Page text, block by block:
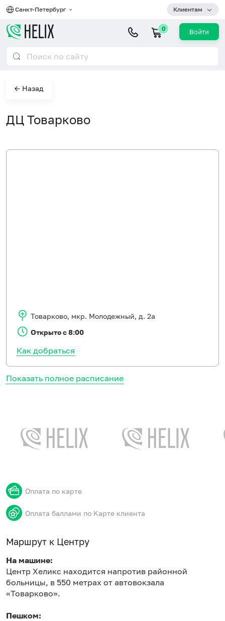
Санкт-Петербург Клиентам
0 Войти
← Назад
ДЦ Товарково
Показать полное расписание
Оплата по карте
Оплата баллами по Карте клиента
Маршрут к Центру
На машине:
Центр Хеликс находится напротив районной
больницы, в 550 метрах от автовокзала
«Товарково».
Пешком:
Товарково, мкр. Молодежный, д. 2а
Открыто с 8:00
Как добраться